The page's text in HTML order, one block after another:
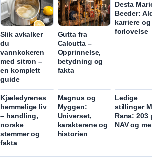
Slik avkalker
du
vannkokeren
med sitron –
en komplett
guide
Gutta fra
Calcutta –
Opprinnelse,
betydning og
fakta
Desta
Beeder:
karriere og
forlovelse
Kjæledyrenes
hemmelige liv
– handling,
norske
stemmer og
fakta
Magnus og
Myggen:
Universet,
karakterene og
historien
Ledige
stillinger
Rana: 203
NAV og